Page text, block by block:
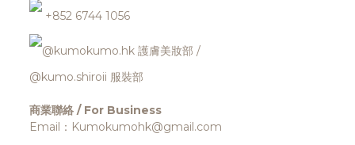
+852 6744 1056
@kumokumo.hk 護膚美妝部 /
@kumo.shiroii 服裝部
商業聯絡 / For Business
Email：Kumokumohk@gmail.com